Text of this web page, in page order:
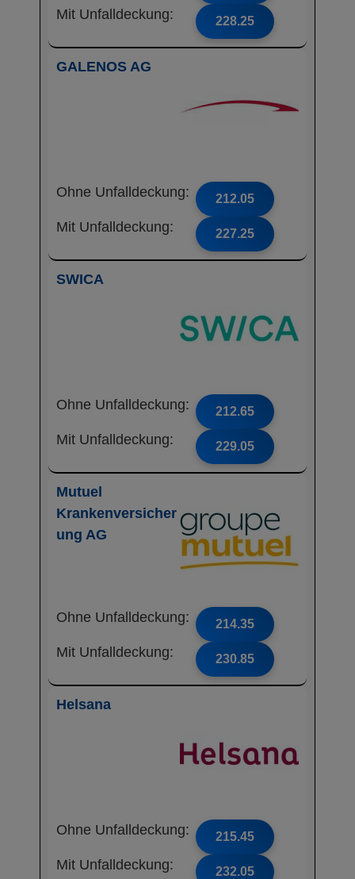
Mit Unfalldeckung: 228.25
GALENOS AG
Ohne Unfalldeckung: 212.05
Mit Unfalldeckung: 227.25
SWICA
Ohne Unfalldeckung: 212.65
Mit Unfalldeckung: 229.05
Mutuel
Krankenversicher
ung AG
Ohne Unfalldeckung: 214.35
Mit Unfalldeckung: 230.85
Helsana
Ohne Unfalldeckung: 215.45
Mit Unfalldeckung: 232.05